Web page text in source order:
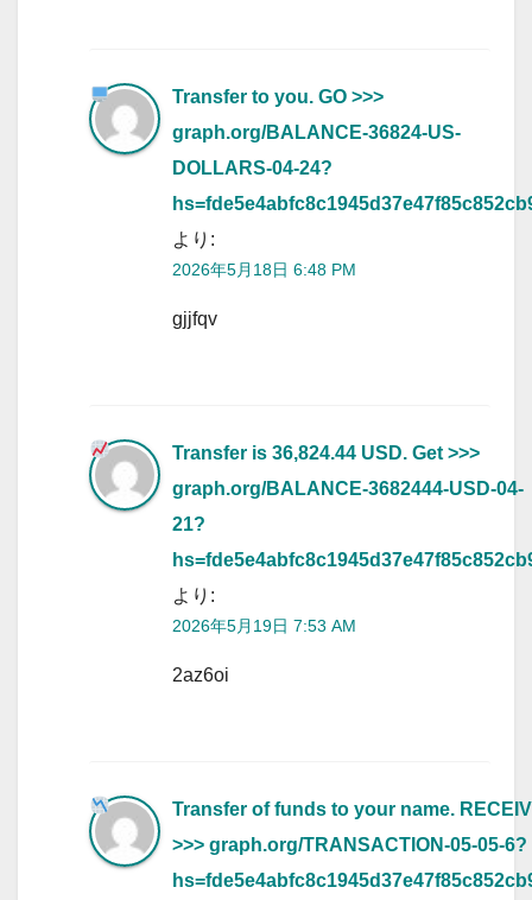
Transfer to you. GO >>>
graph.org/BALANCE-36824-US-
DOLLARS-04-24?
より:
2026年5月18日 6:48 PM
gjjfqv
Transfer is 36,824.44 USD. Get >>>
graph.org/BALANCE-3682444-USD-04-
21?
より:
2026年5月19日 7:53 AM
2az6oi
Transfer of funds to your name.
>>> graph.org/TRANSACTION-05-05-6?